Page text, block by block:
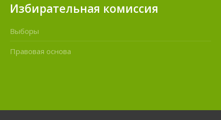
Избирательная комиссия
Выборы
Правовая основа